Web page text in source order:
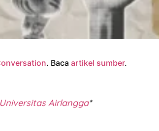
. Baca artikel sumber.
Universitas Airlangga*